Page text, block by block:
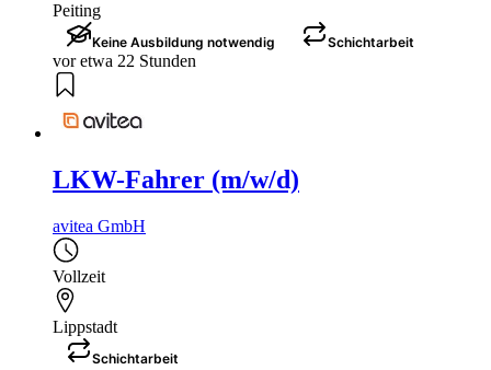
Peiting
Keine Ausbildung notwendig Schichtarbeit
vor etwa 22 Stunden
LKW-Fahrer (m/w/d)
avitea GmbH
Vollzeit
Lippstadt
Schichtarbeit